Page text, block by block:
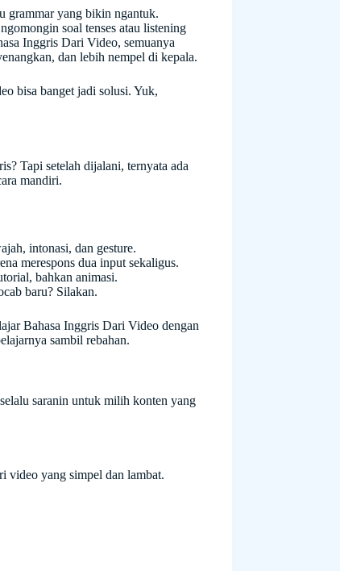
grammar yang bikin ngantuk.
soal tenses atau listening
Inggris Dari Video, semuanya
dan lebih nempel di kepala.
bisa banget jadi solusi. Yuk,
Tapi setelah dijalani, ternyata ada
mandiri.
intonasi, dan gesture.
merespons dua input sekaligus.
bahkan animasi.
baru? Silakan.
Bahasa Inggris Dari Video dengan
sambil rebahan.
saranin untuk milih konten yang
video yang simpel dan lambat.